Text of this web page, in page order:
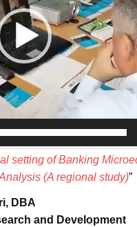
setting of Banking
(A regional study)”
, DBA
and Development